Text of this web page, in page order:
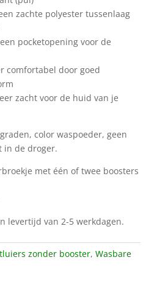
zachte polyester tussenlaag
pocketopening voor de
comfortabel door goed
zacht voor de huid van je
color waspoeder, geen
in de droger.
met één of twee boosters
levertijd van 2-5 werkdagen.
zonder booster, Wasbare